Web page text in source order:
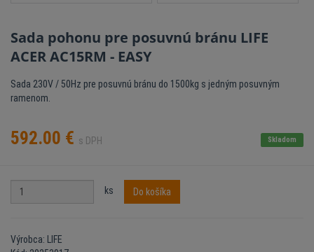
Sada pohonu pre posuvnú bránu LIFE
ACER AC15RM - EASY
Sada 230V / 50Hz pre posuvnú bránu do 1500kg s jedným posuvným
ramenom.
592.00 € s DPH Skladom
ks Do košíka
Výrobca: LIFE